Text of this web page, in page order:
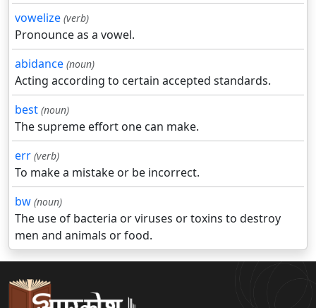
vowelize (verb)
Pronounce as a vowel.
abidance (noun)
Acting according to certain accepted standards.
best (noun)
The supreme effort one can make.
err (verb)
To make a mistake or be incorrect.
bw (noun)
The use of bacteria or viruses or toxins to destroy
men and animals or food.